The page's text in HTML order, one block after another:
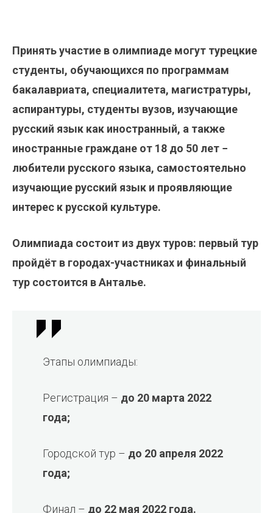
Принять участие в олимпиаде могут турецкие
студенты, обучающихся по программам
бакалавриата, специалитета, магистратуры,
аспирантуры, студенты вузов, изучающие
русский язык как иностранный, а также
иностранные граждане от 18 до 50 лет −
любители русского языка, самостоятельно
изучающие русский язык и проявляющие
интерес к русской культуре.
Олимпиада состоит из двух туров: первый тур
пройдёт в городах-участниках и финальный
тур состоится в Анталье.
Этапы олимпиады:
Регистрация – до 20 марта 2022
года;
Городской тур – до 20 апреля 2022
года;
Финал – до 22 мая 2022 года.